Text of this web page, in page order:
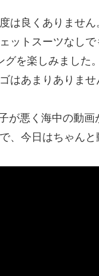
は良くありません
ットスーツなしで
を楽しみました。
はあまりありま
が悪く海中の動画
、今日はちゃんと